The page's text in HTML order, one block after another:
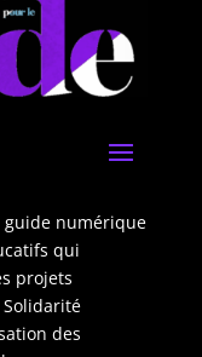
guide numérique
qui
projets
Solidarité
des